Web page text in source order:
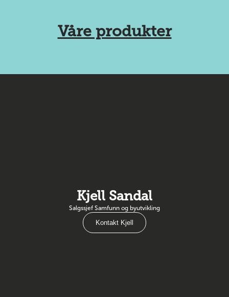
Våre produkter
Kjell Sandal
Salgssjef Samfunn og byutvikling
Kontakt Kjell